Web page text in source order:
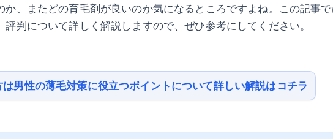
か、またどの育毛剤が良いのか気になるところですよね。この記事
判について詳しく解説しますので、ぜひ参考にしてください。
男性の薄毛対策に役立つポイントについて詳しい解説はコチラ